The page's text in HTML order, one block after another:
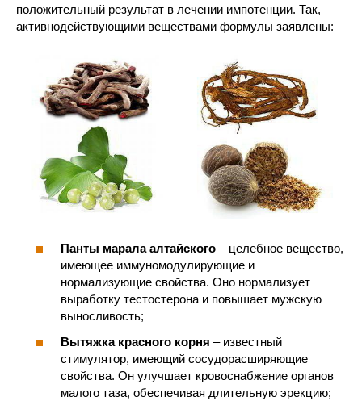
положительный результат в лечении импотенции. Так,
активнодействующими веществами формулы заявлены:
Панты марала алтайского – целебное вещество,
имеющее иммуномодулирующие и
нормализующие свойства. Оно нормализует
выработку тестостерона и повышает мужскую
выносливость;
Вытяжка красного корня – известный
стимулятор, имеющий сосудорасширяющие
свойства. Он улучшает кровоснабжение органов
малого таза, обеспечивая длительную эрекцию;